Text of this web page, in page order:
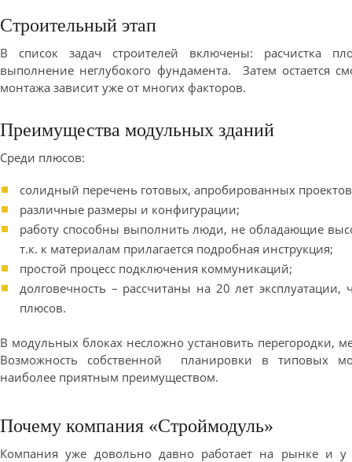
Строительный этап
В список задач строителей включены: расчистка
выполнение неглубокого фундамента. Затем остается
монтажа зависит уже от многих факторов.
Преимущества модульных зданий
Среди плюсов:
cолидный перечень готовых, апробированных
различные размеры и конфигурации;
работу способны выполнить люди, не обладающие
т.к. к материалам прилагается подробная инструкция;
простой процесс подключения коммуникаций;
долговечность – рассчитаны на 20 лет
плюсов.
В модульных блоках несложно установить перегородки,
Возможность собственной планировки в типовых
наиболее приятным преимуществом.
Почему компания «Строймодуль»
Компания уже довольно давно работает на рынке и у